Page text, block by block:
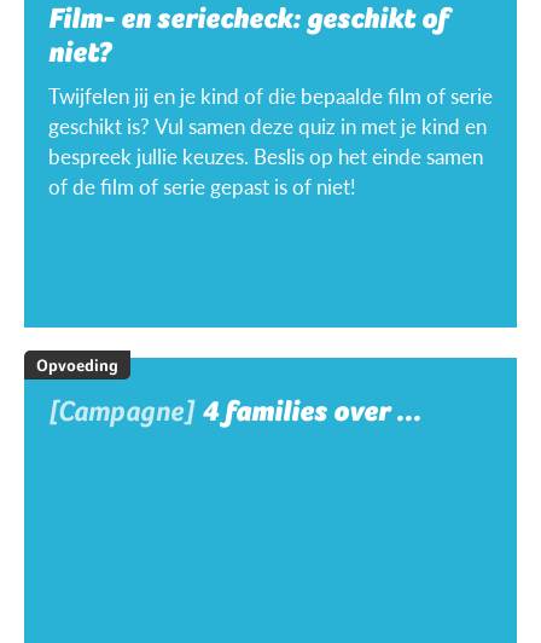
Film- en seriecheck: geschikt of
niet?
Twijfelen jij en je kind of die bepaalde film of serie
geschikt is? Vul samen deze quiz in met je kind en
bespreek jullie keuzes. Beslis op het einde samen
of de film of serie gepast is of niet!
Opvoeding
[Campagne] 4 families over ...